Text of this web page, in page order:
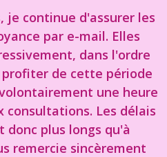
je continue d'assurer les
par e-mail. Elles
dans l'ordre
de cette période
une heure
Les délais
donc plus longs qu'à
remercie sincèrement